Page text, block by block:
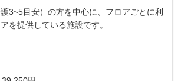
3~5目安）の方を中心に、フロアごとに利
を提供している施設です。